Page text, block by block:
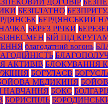
БЕЗПЛАТНО
БЕРДЯНСЬКИЙ
БЕРЕЗ РІЧКИ
БІЙ ПІД
благодатний вогонь
АКТИВІВ БЛОКУВАННЯ
БОГУЛАЄВ
МЕДИКИНЯ
НАВЧАННЯ БОКС
БОРИСПІЛЬ